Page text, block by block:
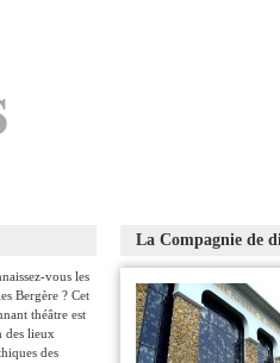
vous les
Bergère ? Cet
théâtre est
des lieux
des
La Compagnie de